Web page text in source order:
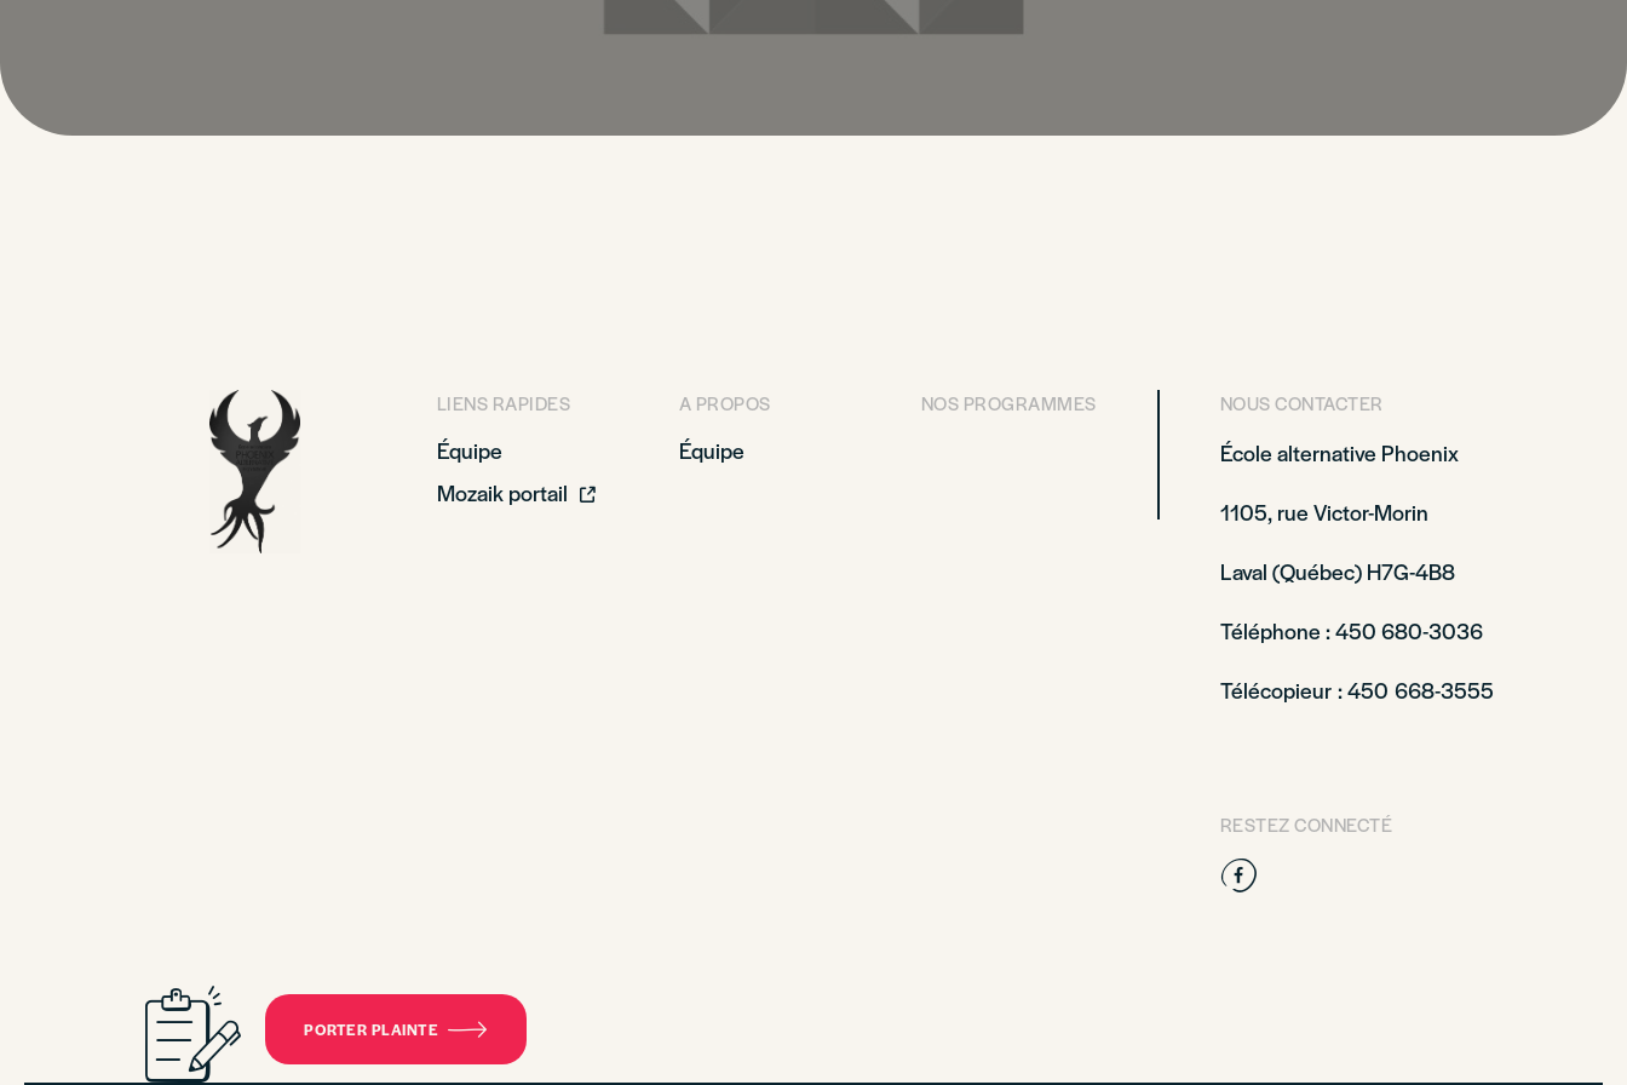
LIENS RAPIDES
Équipe
Mozaik portail
A PROPOS
Équipe
NOS PROGRAMMES NOUS CONTACTER
École alternative Phoenix
1105, rue Victor-Morin
Laval (Québec) H7G-4B8
Téléphone : 450 680-3036
Télécopieur : 450 668-3555
RESTEZ CONNECTÉ
Facebook
PORTER PLAINTE